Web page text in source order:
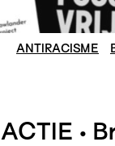
ANTIRACISME
ACTIE •